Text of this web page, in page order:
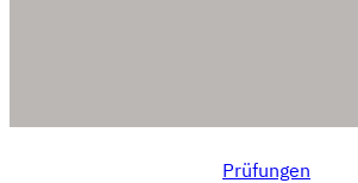
Prüfungen